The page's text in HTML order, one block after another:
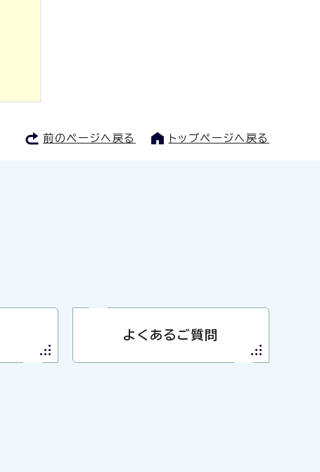
前のページへ戻る トップページへ戻る
よくあるご質問